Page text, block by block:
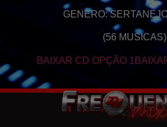
GENERO:
(56 MUSICAS)
BAIXAR CD OPÇÃO 1